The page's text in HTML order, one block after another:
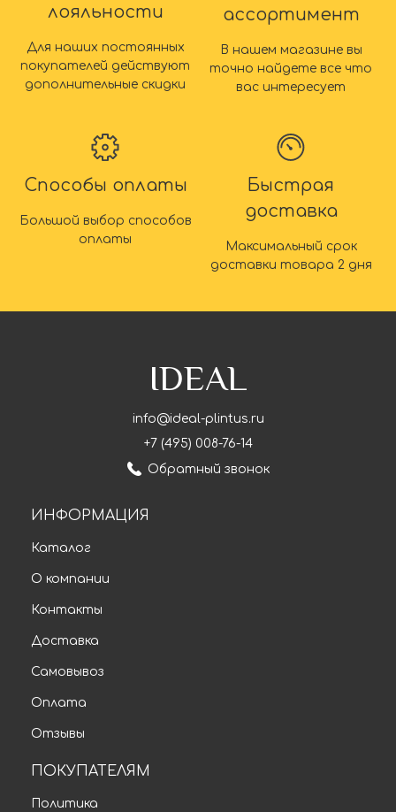
лояльности
Для наших постоянных
покупателей действуют
дополнительные скидки
ассортимент
В нашем магазине вы
точно найдете все что
вас интересует
Способы оплаты
Большой выбор способов
оплаты
Быстрая
доставка
Максимальный срок
доставки товара 2 дня
IDEAL
info@ideal-plintus.ru
+7 (495) 008-76-14
Обратный звонок
ИНФОРМАЦИЯ
Каталог
О компании
Контакты
Доставка
Самовывоз
Оплата
Отзывы
ПОКУПАТЕЛЯМ
Политика